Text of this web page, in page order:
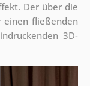
Der über die
einen fließenden
3D-